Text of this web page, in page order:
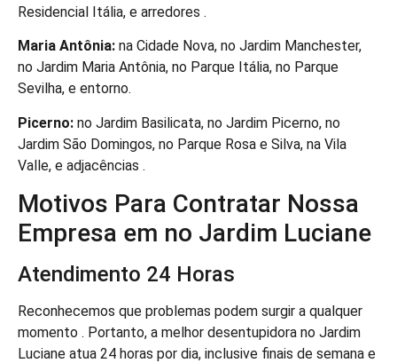
Residencial Itália, e arredores .
Maria Antônia: na Cidade Nova, no Jardim Manchester,
no Jardim Maria Antônia, no Parque Itália, no Parque
Sevilha, e entorno.
Picerno: no Jardim Basilicata, no Jardim Picerno, no
Jardim São Domingos, no Parque Rosa e Silva, na Vila
Valle, e adjacências .
Motivos Para Contratar Nossa
Empresa em no Jardim Luciane
Atendimento 24 Horas
Reconhecemos que problemas podem surgir a qualquer
momento . Portanto, a melhor desentupidora no Jardim
Luciane atua 24 horas por dia, inclusive finais de semana e